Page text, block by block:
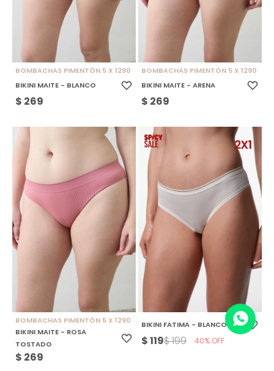
BOMBACHAS PIMENTÓN 5 X 1290
BIKINI MAITE - BLANCO
$ 269
BOMBACHAS PIMENTÓN 5 X 1290
BIKINI MAITE - ARENA
$ 269
BOMBACHAS PIMENTÓN 5 X 1290
BIKINI MAITE - ROSA
TOSTADO
$ 269
BIKINI FATIMA - BLANCO
$119$199 40